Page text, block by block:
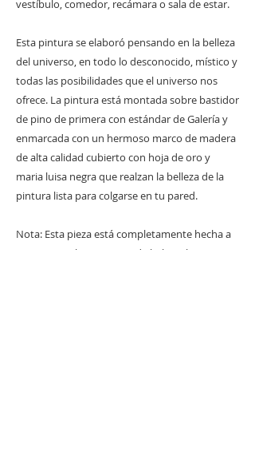
vestíbulo, comedor, recámara o sala de estar.
Esta pintura se elaboró pensando en la belleza
del universo, en todo lo desconocido, místico y
todas las posibilidades que el universo nos
ofrece. La pintura está montada sobre bastidor
de pino de primera con estándar de Galería y
enmarcada con un hermoso marco de madera
de alta calidad cubierto con hoja de oro y
maria luisa negra que realzan la belleza de la
pintura lista para colgarse en tu pared.
Nota: Esta pieza está completamente hecha a
mano y, por lo tanto, puede haber algunas